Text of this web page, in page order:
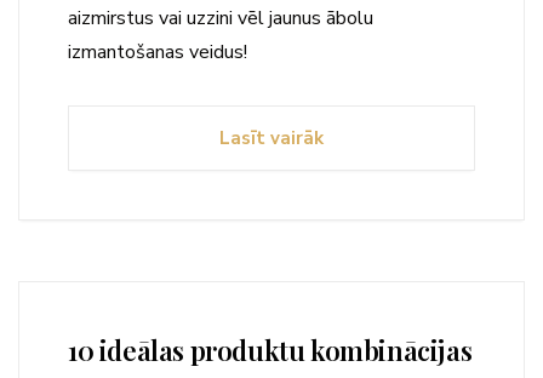
aizmirstus vai uzzini vēl jaunus ābolu
izmantošanas veidus!
Lasīt vairāk
10 ideālas produktu kombinācijas